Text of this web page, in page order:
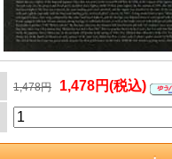
1,478円 1,478円(税込)